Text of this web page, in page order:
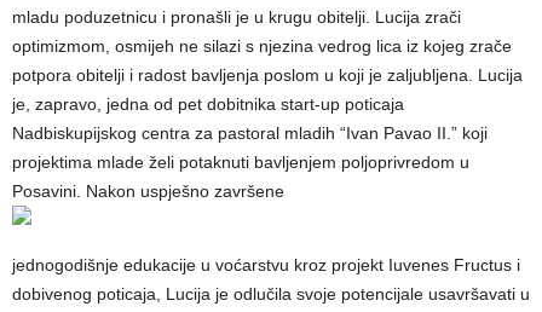
mladu poduzetnicu i pronašli je u krugu obitelji. Lucija zrači
optimizmom, osmijeh ne silazi s njezina vedrog lica iz kojeg zrače
potpora obitelji i radost bavljenja poslom u koji je zaljubljena. Lucija
je, zapravo, jedna od pet dobitnika start-up poticaja
Nadbiskupijskog centra za pastoral mladih “Ivan Pavao II.” koji
projektima mlade želi potaknuti bavljenjem poljoprivredom u
Posavini. Nakon uspješno završene
jednogodišnje edukacije u voćarstvu kroz projekt Iuvenes Fructus i
dobivenog poticaja, Lucija je odlučila svoje potencijale usavršavati u